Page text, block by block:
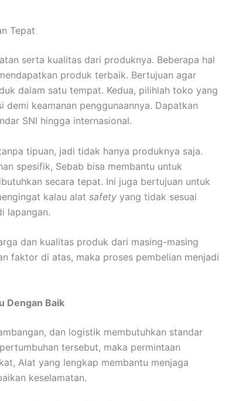
Tepat
serta kualitas dari produknya. Beberapa hal
produk terbaik. Bertujuan agar
dalam satu tempat. Kedua, pilihlah toko yang
keamanan penggunaannya. Dapatkan
SNI hingga internasional.
tipuan, jadi tidak hanya produknya saja.
spesifik, Sebab bisa membantu untuk
secara tepat. Ini juga bertujuan untuk
kalau alat safety yang tidak sesuai
lapangan.
dan kualitas produk dari masing-masing
faktor di atas, maka proses pembelian menjadi
Dengan Baik
dan logistik membutuhkan standar
tersebut, maka permintaan
Alat yang lengkap membantu menjaga
keselamatan.